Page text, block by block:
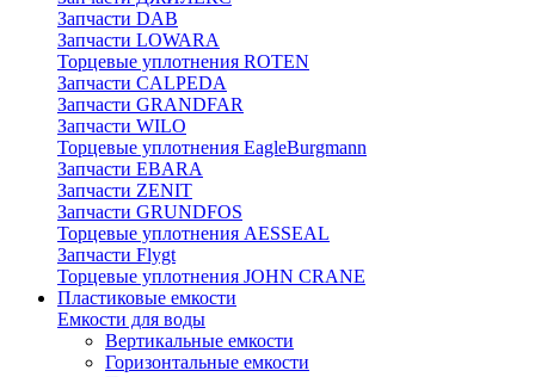
Запчасти DAB
Запчасти LOWARA
Торцевые уплотнения ROTEN
Запчасти CALPEDA
Запчасти GRANDFAR
Запчасти WILO
Торцевые уплотнения EagleBurgmann
Запчасти EBARA
Запчасти ZENIT
Запчасти GRUNDFOS
Торцевые уплотнения AESSEAL
Запчасти Flygt
Торцевые уплотнения JOHN CRANE
Пластиковые емкости
Емкости для воды
Вертикальные емкости
Горизонтальные емкости